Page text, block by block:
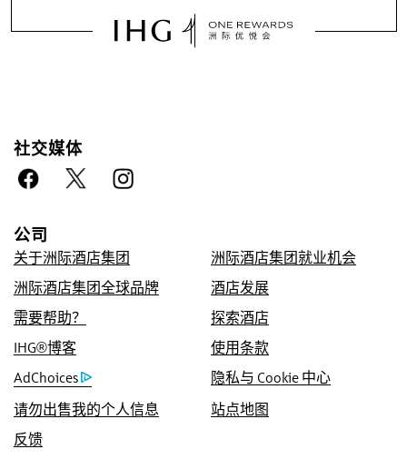
社交媒体
公司
关于洲际酒店集团
洲际酒店集团就业机会
洲际酒店集团全球品牌
酒店发展
需要帮助？
探索酒店
IHG®博客
使用条款
AdChoices
隐私与 Cookie 中心
请勿出售我的个人信息
站点地图
反馈
优惠价格保证
我们承诺为您提供在线预订的优惠房价，如您发
现其他渠道的更低价，我们将采用该价格，并赠
送您 IHG® One Rewards 优悦会五倍积分，积
分上限为 40,000 点。
在线预订保证
我们保证您成功预订。
不收取任何预订费用
很多旅游网站每次帮助客户预订客房时，都默认